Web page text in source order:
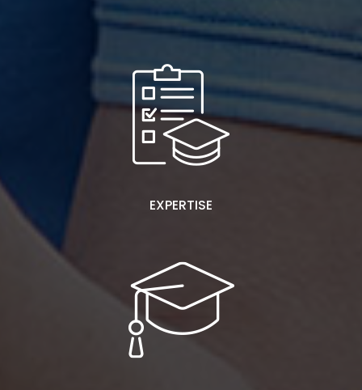
EXPERTISE